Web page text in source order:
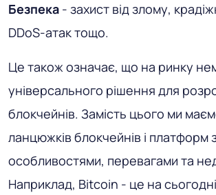
Безпека - захист від злому,
DDoS-атак тощо.
Це також означає, що на ринку
універсального рішення для
блокчейнів. Замість цього ми
ланцюжків блокчейнів і платформ
особливостями, перевагами та
Наприклад, Bitcoin - це на сьогодні